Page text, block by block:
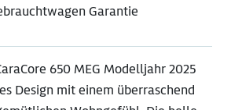
Garantie
650 MEG Modelljahr 2025
Design mit einem überraschend